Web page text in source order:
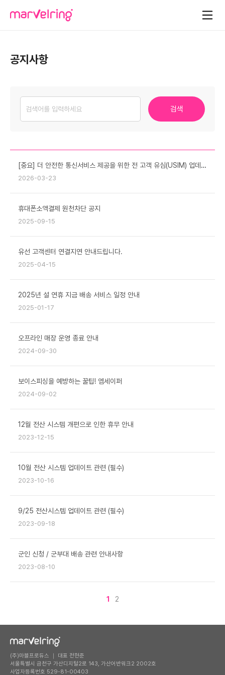
공지사항
검색
[중요] 더 안전한 통신서비스 제공을 위한 전 고객 유심(USIM) 업데이트 및 무료 교체 안내
2026-03-23
휴대폰소액결제 원천차단 공지
2025-09-15
유선 고객센터 연결지연 안내드립니다.
2025-04-15
2025년 설 연휴 지금 배송 서비스 일정 안내
2025-01-17
오프라인 매장 운영 종료 안내
2024-09-30
보이스피싱을 예방하는 꿀팁! 엠세이퍼
2024-09-02
12월 전산 시스템 개편으로 인한 휴무 안내
2023-12-15
10월 전산 시스템 업데이트 관련 (필수)
2023-10-16
9/25 전산시스템 업데이트 관련 (필수)
2023-09-18
군인 신청 / 군부대 배송 관련 안내사항
2023-08-10
1 2
(주)마블프로듀스 ｜ 대표 전현준
서울특별시 금천구 가산디지털2로 143, 가산어반워크2 2002호
사업자등록번호 529-81-00403